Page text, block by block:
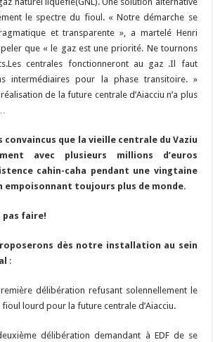
le spectre du fioul. « Notre démarche se
et transparente », a martelé Henri
que « le gaz est une priorité. Ne tournons
centrales fonctionneront au gaz .Il faut
intermédiaires pour la phase transitoire. »
de la future centrale d’Aiacciu n’a plus
convaincus que la vieille centrale du Vaziu
avec plusieurs millions d’euros
cahin-caha pendant une vingtaine
empoisonnant toujours plus de monde.
pas faire!
dès notre installation au sein
:
délibération refusant solennellement le
lourd pour la future centrale d’Aiacciu.
délibération demandant à EDF de se